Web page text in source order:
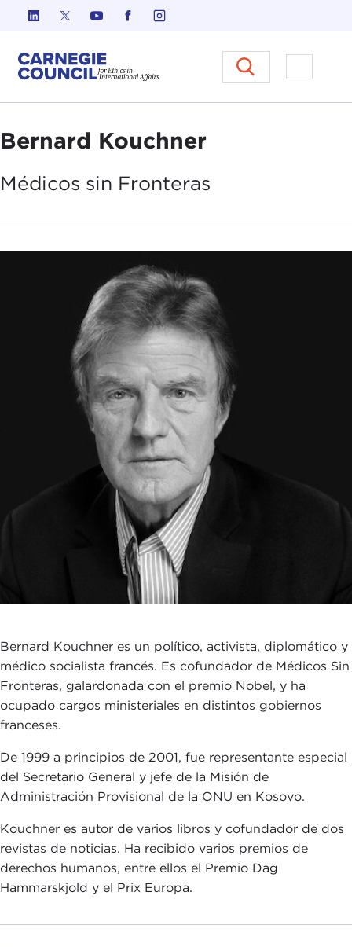
Ir al contenido
Carnegie Council sobre Ética
Abrir el
Bernard Kouchner
Médicos sin Fronteras
Bernard Kouchner es un político, activista, diplomático y
médico socialista francés. Es cofundador de Médicos Sin
Fronteras, galardonada con el premio Nobel, y ha
ocupado cargos ministeriales en distintos gobiernos
franceses.
De 1999 a principios de 2001, fue representante especial
del Secretario General y jefe de la Misión de
Administración Provisional de la ONU en Kosovo.
Kouchner es autor de varios libros y cofundador de dos
revistas de noticias. Ha recibido varios premios de
derechos humanos, entre ellos el Premio Dag
Hammarskjold y el Prix Europa.